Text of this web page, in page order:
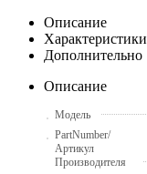
Описание
Характеристики
Дополнительно
Описание
Модель
PartNumber/
Артикул
Производителя